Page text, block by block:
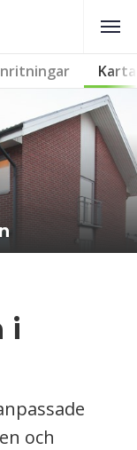
Karta
i
och